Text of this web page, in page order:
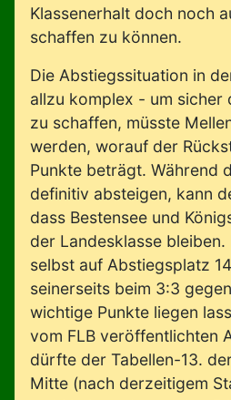
Klassenerhalt doch noch
schaffen zu können.
Die Abstiegssituation in
allzu komplex - um sicher
zu schaffen, müsste
werden, worauf der
Punkte beträgt. Während
definitiv absteigen, kann
dass Bestensee und
der Landesklasse bleiben.
selbst auf Abstiegsplatz
seinerseits beim 3:3
wichtige Punkte liegen
vom FLB veröffentlichten
dürfte der Tabellen-13.
Mitte (nach derzeitigem